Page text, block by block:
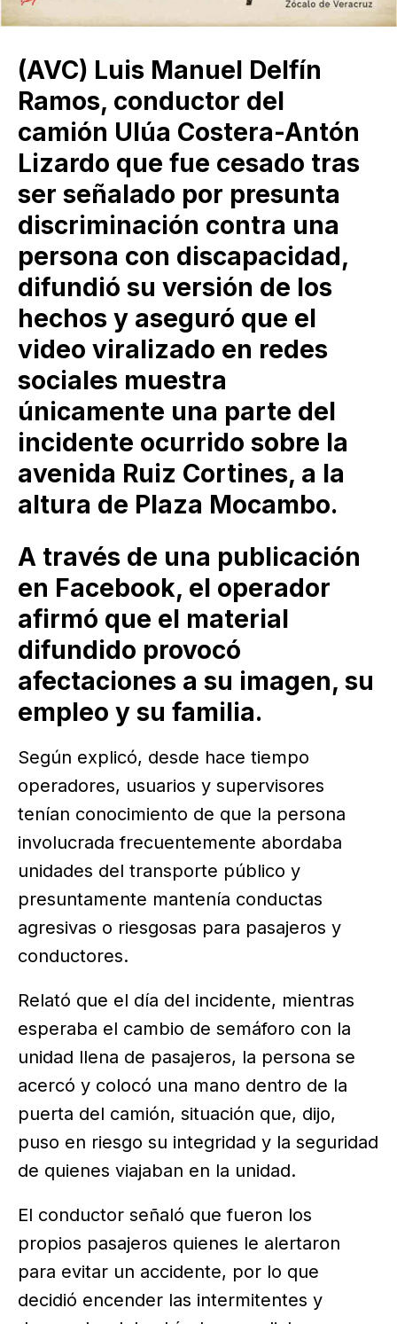
(AVC) Luis Manuel Delfín
Ramos, conductor del
camión Ulúa Costera-Antón
Lizardo que fue cesado tras
ser señalado por presunta
discriminación contra una
persona con discapacidad,
difundió su versión de los
hechos y aseguró que el
video viralizado en redes
sociales muestra
únicamente una parte del
incidente ocurrido sobre la
avenida Ruiz Cortines, a la
altura de Plaza Mocambo.
A través de una publicación
en Facebook, el operador
afirmó que el material
difundido provocó
afectaciones a su imagen, su
empleo y su familia.
Según explicó, desde hace tiempo
operadores, usuarios y supervisores
tenían conocimiento de que la persona
involucrada frecuentemente abordaba
unidades del transporte público y
presuntamente mantenía conductas
agresivas o riesgosas para pasajeros y
conductores.
Relató que el día del incidente, mientras
esperaba el cambio de semáforo con la
unidad llena de pasajeros, la persona se
acercó y colocó una mano dentro de la
puerta del camión, situación que, dijo,
puso en riesgo su integridad y la seguridad
de quienes viajaban en la unidad.
El conductor señaló que fueron los
propios pasajeros quienes le alertaron
para evitar un accidente, por lo que
decidió encender las intermitentes y